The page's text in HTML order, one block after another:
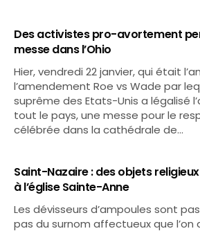
Des activistes pro-avortement
messe dans l’Ohio
Hier, vendredi 22 janvier, qui était
l’amendement Roe vs Wade par
suprême des Etats-Unis a légalisé
tout le pays, une messe pour le
célébrée dans la cathédrale de…
Saint-Nazaire : des objets
à l’église Sainte-Anne
Les dévisseurs d’ampoules sont
pas du surnom affectueux que l’on